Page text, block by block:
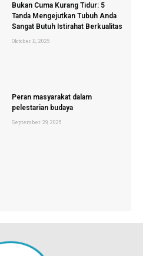
Bukan Cuma Kurang Tidur: 5
Tanda Mengejutkan Tubuh Anda
Sangat Butuh Istirahat Berkualitas
Oktober 11, 2025
Peran masyarakat dalam
pelestarian budaya
September 29, 2025